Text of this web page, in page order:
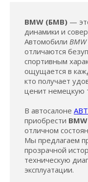
BMW (БМВ) —
динамики и
Автомобили
отличаются
спортивным
ощущается в
кто получает
ценит немецкую
В автосалоне
приобрести
отличном
Мы предлагаем
прозрачной
техническую
эксплуатации.